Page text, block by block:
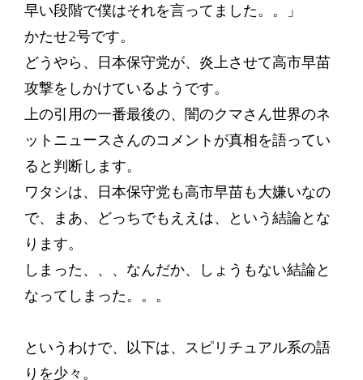
早い段階で僕はそれを言ってました。。」
かたせ2号です。
どうやら、日本保守党が、炎上させて高市早苗
攻撃をしかけているようです。
上の引用の一番最後の、闇のクマさん世界のネ
ットニュースさんのコメントが真相を語ってい
ると判断します。
ワタシは、日本保守党も高市早苗も大嫌いなの
で、まあ、どっちでもええは、という結論とな
ります。
しまった、、、なんだか、しょうもない結論と
なってしまった。。。
というわけで、以下は、スピリチュアル系の語
りを少々。